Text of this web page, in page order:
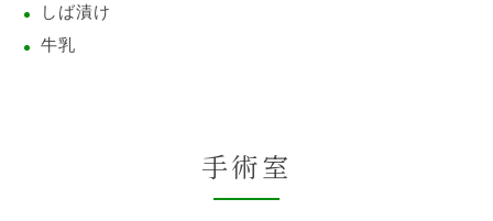
しば漬け
牛乳
手術室